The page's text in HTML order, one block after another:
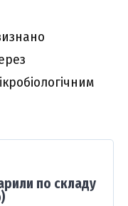
по складу